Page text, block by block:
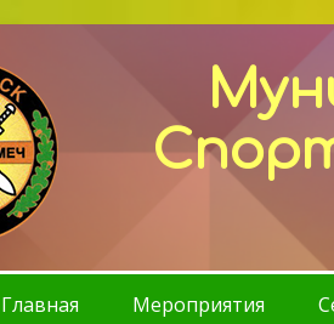
Главная Мероприятия